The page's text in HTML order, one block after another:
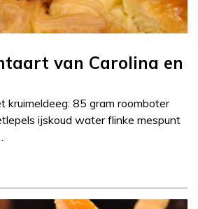
van Carolina en
kruimeldeeg: 85 gram roomboter
ijskoud water flinke mespunt